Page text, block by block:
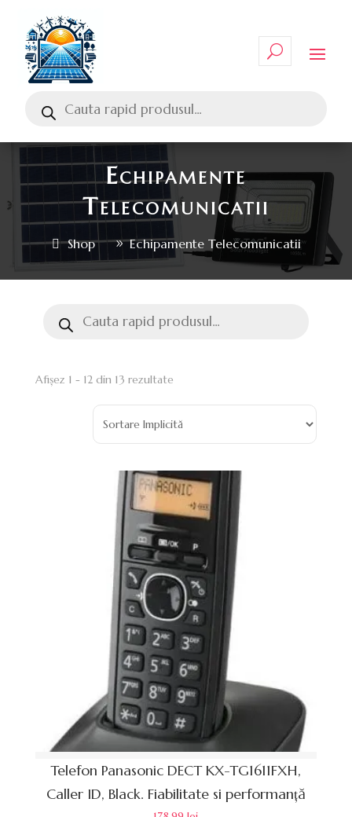
Echipamente
Telecomunicatii
Shop Echipamente Telecomunicatii
Afișez 1 - 12 din 13 rezultate
Telefon Panasonic DECT KX-TG1611FXH,
Caller ID, Black. Fiabilitate si performanță